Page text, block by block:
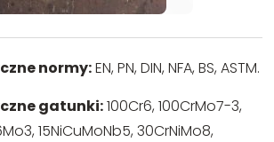
normy:EN, PN, DIN, NFA, BS, ASTM.
gatunki:100Cr6, 100CrMo7-3,
15NiCuMoNb5, 30CrNiMo8,